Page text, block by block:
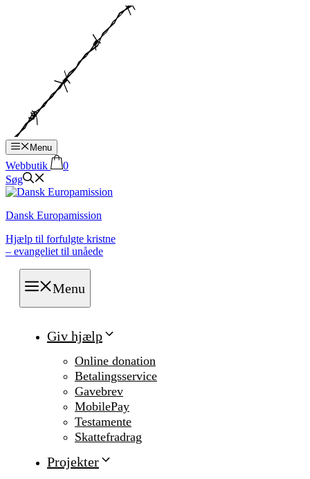
Menu
Webbutik
0
Søg
Dansk Europamission
Hjælp til forfulgte kristne
– evangeliet til unåede
Menu
Giv hjælp
Online donation
Betalingsservice
Gavebrev
MobilePay
Testamente
Skattefradrag
Projekter